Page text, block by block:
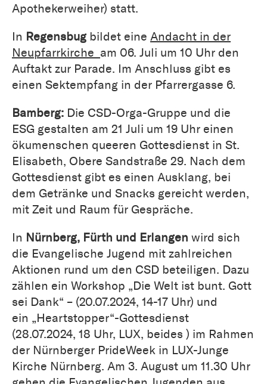
Apothekerweiher) statt.
In Regensbug bildet eine Andacht in der
Neupfarrkirche am 06. Juli um 10 Uhr den
Auftakt zur Parade. Im Anschluss gibt es
einen Sektempfang in der Pfarrergasse 6.
Bamberg: Die CSD-Orga-Gruppe und die
ESG gestalten am 21 Juli um 19 Uhr einen
ökumenschen queeren Gottesdienst in St.
Elisabeth, Obere Sandstraße 29. Nach dem
Gottesdienst gibt es einen Ausklang, bei
dem Getränke und Snacks gereicht werden,
mit Zeit und Raum für Gespräche.
In Nürnberg, Fürth und Erlangen wird sich
die Evangelische Jugend mit zahlreichen
Aktionen rund um den CSD beteiligen. Dazu
zählen ein Workshop „Die Welt ist bunt. Gott
sei Dank“ – (20.07.2024, 14-17 Uhr) und
ein „Heartstopper“-Gottesdienst
(28.07.2024, 18 Uhr, LUX, beides ) im Rahmen
der Nürnberger PrideWeek in LUX-Junge
Kirche Nürnberg. Am 3. August um 11.30 Uhr